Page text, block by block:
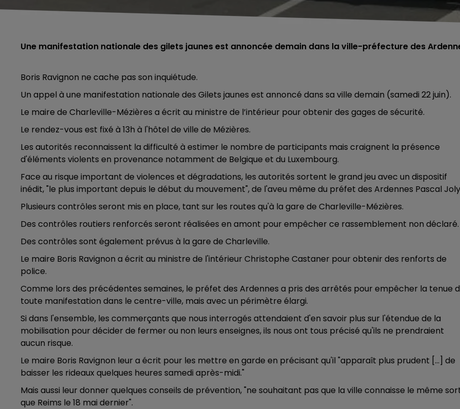
LE WEEK-END CHAMPAGNE FM LE WEEK-END CHAMPAGNE FM
Une manifestation nationale des gilets jaunes est annoncée demain dans la ville-préfecture des
Boris Ravignon ne cache pas son inquiétude.
Un appel à une manifestation nationale des Gilets jaunes est annoncé dans sa ville demain (samedi 22 juin).
Le maire de Charleville-Mézières a écrit au ministre de l’intérieur pour obtenir des gages de sécurité.
Le rendez-vous est fixé à 13h à l'hôtel de ville de Mézières.
Les autorités reconnaissent la difficulté à estimer le nombre de participants mais craignent la présence
d'éléments violents en provenance notamment de Belgique et du Luxembourg.
Face au risque important de violences et dégradations, les autorités sortent le grand jeu avec un dispositif
inédit, "le plus important depuis le début du mouvement", de l'aveu même du préfet des Ardennes Pascal
Plusieurs contrôles seront mis en place, tant sur les routes qu'à la gare de Charleville-Mézières.
Des contrôles routiers renforcés seront réalisées en amont pour empêcher ce rassemblement non déclaré.
Des contrôles sont également prévus à la gare de Charleville.
Le maire Boris Ravignon a écrit au ministre de l'intérieur Christophe Castaner pour obtenir des renforts de
police.
Comme lors des précédentes semaines, le préfet des Ardennes a pris des arrêtés pour empêcher la tenue
toute manifestation dans le centre-ville, mais avec un périmètre élargi.
Si dans l'ensemble, les commerçants que nous interrogés attendaient d'en savoir plus sur l'étendue de la
mobilisation pour décider de fermer ou non leurs enseignes, ils nous ont tous précisé qu'ils ne prendraient
aucun risque.
Le maire Boris Ravignon leur a écrit pour les mettre en garde en précisant qu'il "apparaît plus prudent [...] de
baisser les rideaux quelques heures samedi après-midi."
Mais aussi leur donner quelques conseils de prévention, "ne souhaitant pas que la ville connaisse le même
que Reims le 18 mai dernier".